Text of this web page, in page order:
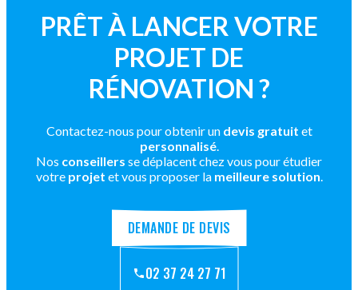
PRÊT À LANCER VOTRE
PROJET DE
RÉNOVATION ?
Contactez-nous pour obtenir un devis gratuit et
personnalisé.
Nos conseillers se déplacent chez vous pour étudier
votre projet et vous proposer la meilleure solution.
DEMANDE DE DEVIS
02 37 24 27 71